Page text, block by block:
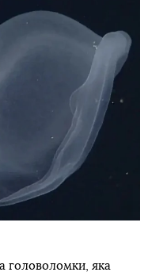
головоломки, яка